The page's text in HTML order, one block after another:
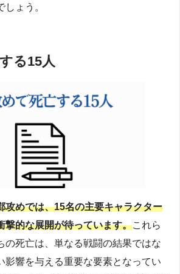
ょう。
る15人
攻めでは、15名の主要キャラクター
撃的な展開が待っています。これら
の死亡は、単なる戦闘の結果ではな
影響を与える重要な要素となってい